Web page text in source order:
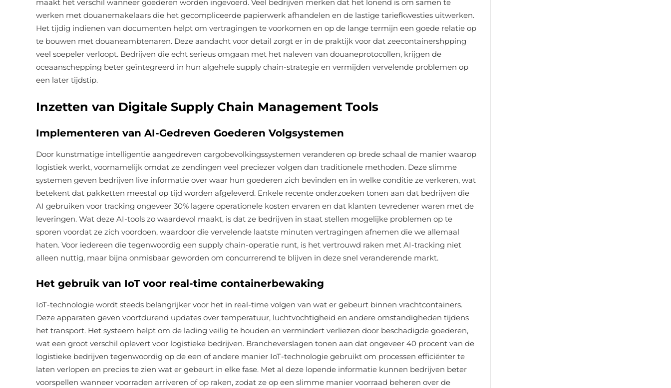
maakt het verschil wanneer goederen worden ingevoerd. Veel bedrijven merken dat het lonend is om samen te
werken met douanemakelaars die het gecompliceerde papierwerk afhandelen en de lastige tariefkwesties uitwerken.
Het tijdig indienen van documenten helpt om vertragingen te voorkomen en op de lange termijn een goede relatie op
te bouwen met douaneambtenaren. Deze aandacht voor detail zorgt er in de praktijk voor dat zeecontainershpping
veel soepeler verloopt. Bedrijven die echt serieus omgaan met het naleven van douaneprotocollen, krijgen de
oceaanschepping beter geïntegreerd in hun algehele supply chain-strategie en vermijden vervelende problemen op
een later tijdstip.
Inzetten van Digitale Supply Chain Management Tools
Implementeren van AI-Gedreven Goederen Volgsystemen
Door kunstmatige intelligentie aangedreven cargobevolkingssystemen veranderen op brede schaal de manier waarop
logistiek werkt, voornamelijk omdat ze zendingen veel preciezer volgen dan traditionele methoden. Deze slimme
systemen geven bedrijven live informatie over waar hun goederen zich bevinden en in welke conditie ze verkeren, wat
betekent dat pakketten meestal op tijd worden afgeleverd. Enkele recente onderzoeken tonen aan dat bedrijven die
AI gebruiken voor tracking ongeveer 30% lagere operationele kosten ervaren en dat klanten tevredener waren met de
leveringen. Wat deze AI-tools zo waardevol maakt, is dat ze bedrijven in staat stellen mogelijke problemen op te
sporen voordat ze zich voordoen, waardoor die vervelende laatste minuten vertragingen afnemen die we allemaal
haten. Voor iedereen die tegenwoordig een supply chain-operatie runt, is het vertrouwd raken met AI-tracking niet
alleen nuttig, maar bijna onmisbaar geworden om concurrerend te blijven in deze snel veranderende markt.
Het gebruik van IoT voor real-time containerbewaking
IoT-technologie wordt steeds belangrijker voor het in real-time volgen van wat er gebeurt binnen vrachtcontainers.
Deze apparaten geven voortdurend updates over temperatuur, luchtvochtigheid en andere omstandigheden tijdens
het transport. Het systeem helpt om de lading veilig te houden en vermindert verliezen door beschadigde goederen,
wat een groot verschil oplevert voor logistieke bedrijven. Brancheverslagen tonen aan dat ongeveer 40 procent van de
logistieke bedrijven tegenwoordig op de een of andere manier IoT-technologie gebruikt om processen efficiënter te
laten verlopen en precies te zien wat er gebeurt in elke fase. Met al deze lopende informatie kunnen bedrijven beter
voorspellen wanneer voorraden arriveren of op raken, zodat ze op een slimme manier voorraad beheren over de